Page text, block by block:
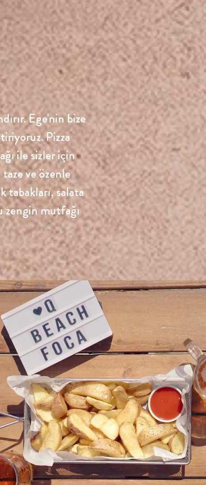
ya da
Ege'nin bize
Pizza
ile sizler için
ve özenle
tabakları, salata
zengin mutfağı